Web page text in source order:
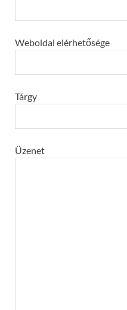
Weboldal elérhetősége
Tárgy
Üzenet